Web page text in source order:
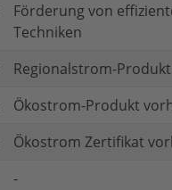
Förderung von
Techniken
Regionalstrom-
Ökostrom-Produkt
Ökostrom Zertifikat
-